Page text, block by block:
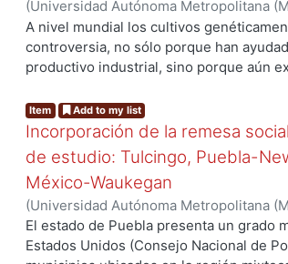
(Universidad Autónoma Metropolitana
de Servicios de Información.,2014-04-
A nivel mundial los cultivos
controversia, no sólo porque han
productivo industrial, sino porque aún
mundial. En este proceso de
y la ciencia, tienen un lugar
que mueve al sistema capitalista y con
de plantear las líneas que han de
Item Add to my list
Incorporación de la remesa
de estudio: Tulcingo, Puebla-
México-Waukegan
(Universidad Autónoma Metropolitana
de Servicios de Información., 2012-06-
El estado de Puebla presenta un grado
Estados Unidos (Consejo Nacional de